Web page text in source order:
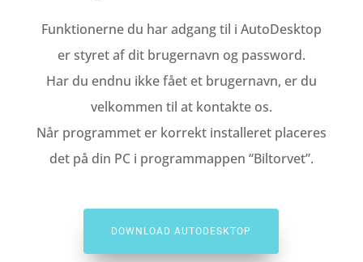
Funktionerne du har adgang til i AutoDesktop
er styret af dit brugernavn og password.
Har du endnu ikke fået et brugernavn, er du
velkommen til at kontakte os.
Når programmet er korrekt installeret placeres
det på din PC i programmappen “Biltorvet”.
DOWNLOAD AUTODESKTOP